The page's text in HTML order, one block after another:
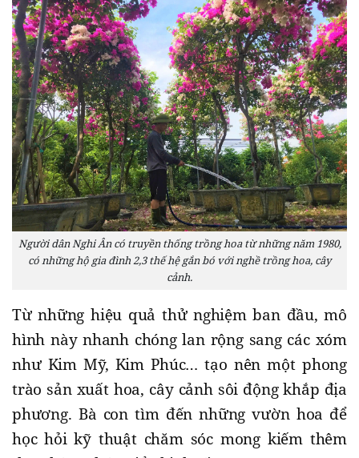
Người dân Nghi Ân có truyền thống trồng hoa từ những năm 1980,
có những hộ gia đình 2,3 thế hệ gắn bó với nghề trồng hoa, cây
cảnh.
Từ những hiệu quả thử nghiệm ban đầu, mô
hình này nhanh chóng lan rộng sang các xóm
như Kim Mỹ, Kim Phúc… tạo nên một phong
trào sản xuất hoa, cây cảnh sôi động khắp địa
phương. Bà con tìm đến những vườn hoa để
học hỏi kỹ thuật chăm sóc mong kiếm thêm